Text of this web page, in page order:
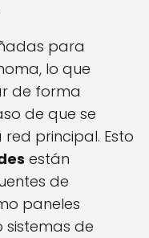
para
lo que
de forma
de que se
principal. Esto
están
de
paneles
sistemas de